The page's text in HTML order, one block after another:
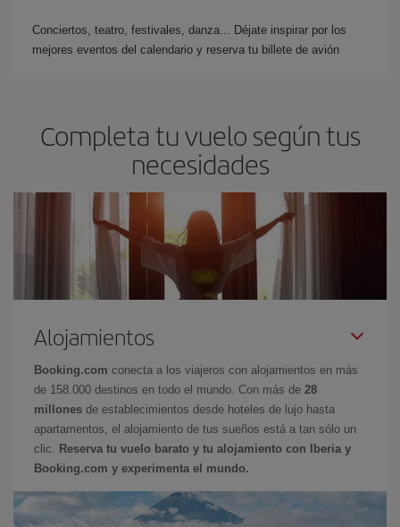
Conciertos, teatro, festivales, danza... Déjate inspirar por los
mejores eventos del calendario y reserva tu billete de avión
Completa tu vuelo según tus
necesidades
Alojamientos
Booking.com conecta a los viajeros con alojamientos en más
de 158.000 destinos en todo el mundo. Con más de 28
millones de establecimientos desde hoteles de lujo hasta
apartamentos, el alojamiento de tus sueños está a tan sólo un
clic.
Reserva tu vuelo barato y tu alojamiento con Iberia y
Booking.com y experimenta el mundo.